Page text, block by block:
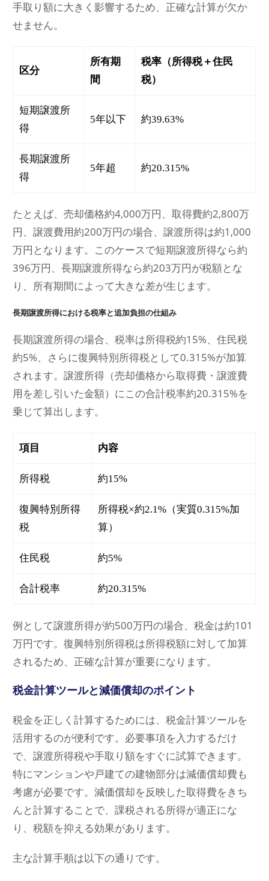
手取り額に大きく影響するため、正確な計算が欠か
せません。
区分
所有期
間
税率（所得税＋住民
税）
短期譲渡所
得
5年以下 約39.63%
長期譲渡所
得
5年超 約20.315%
たとえば、売却価格約4,000万円、取得費約2,800万
円、譲渡費用約200万円の場合、譲渡所得は約1,000
万円となります。このケースで短期譲渡所得なら約
396万円、長期譲渡所得なら約203万円が税額とな
り、所有期間によって大きな差が生じます。
長期譲渡所得における税率と追加負担の仕組み
長期譲渡所得の場合、税率は所得税約15%、住民税
約5%、さらに復興特別所得税として0.315%が加算
されます。譲渡所得（売却価格から取得費・譲渡費
用を差し引いた金額）にこの合計税率約20.315%を
乗じて算出します。
項目 内容
所得税 約15%
復興特別所得
税
所得税×約2.1%（実質0.315%加
算）
住民税 約5%
合計税率 約20.315%
例として譲渡所得が約500万円の場合、税金は約101
万円です。復興特別所得税は所得税額に対して加算
されるため、正確な計算が重要になります。
税金計算ツールと減価償却のポイント
税金を正しく計算するためには、税金計算ツールを
活用するのが便利です。必要事項を入力するだけ
で、譲渡所得税や手取り額をすぐに試算できます。
特にマンションや戸建ての建物部分は減価償却費も
考慮が必要です。減価償却を反映した取得費をきち
んと計算することで、課税される所得が適正にな
り、税額を抑える効果があります。
主な計算手順は以下の通りです。